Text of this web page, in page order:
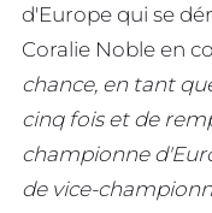
d'Europe qui se
Coralie Noble en
chance, en tant
cinq fois et de
championne
de vice-